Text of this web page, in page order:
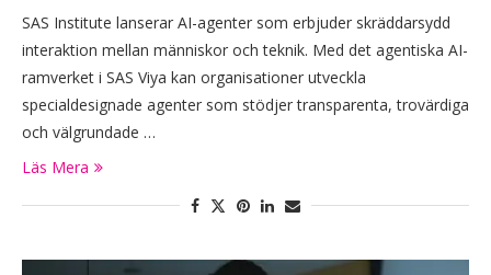
SAS Institute lanserar AI-agenter som erbjuder skräddarsydd
interaktion mellan människor och teknik. Med det agentiska AI-
ramverket i SAS Viya kan organisationer utveckla
specialdesignade agenter som stödjer transparenta, trovärdiga
och välgrundade …
Läs Mera